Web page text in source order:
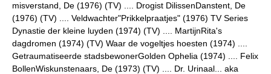
misverstand, De (1976) (TV) .... Drogist DilissenDanstent, De
(1976) (TV) .... Veldwachter"Prikkelpraatjes" (1976) TV Series
Dynastie der kleine luyden (1974) (TV) .... MartijnRita's
dagdromen (1974) (TV) Waar de vogeltjes hoesten (1974) ....
Getraumatiseerde stadsbewonerGolden Ophelia (1974) .... Felix
BollenWiskunstenaars, De (1973) (TV) .... Dr. Urinaal... aka